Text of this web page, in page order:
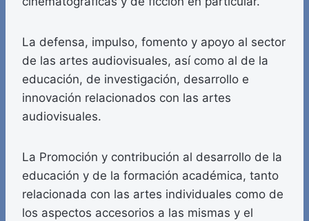
La defensa, impulso, fomento y apoyo al sector
de las artes audiovisuales, así como al de la
educación, de investigación, desarrollo e
innovación relacionados con las artes
audiovisuales.
La Promoción y contribución al desarrollo de la
educación y de la formación académica, tanto
relacionada con las artes individuales como de
los aspectos accesorios a las mismas y el